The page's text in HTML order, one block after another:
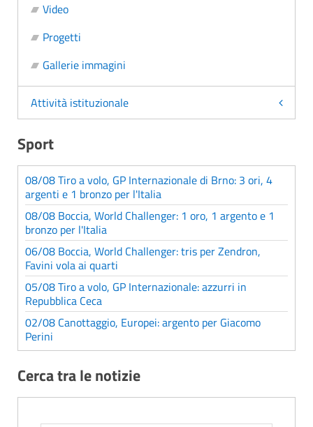
Video
Progetti
Gallerie immagini
Attività istituzionale
Sport
08/08 Tiro a volo, GP Internazionale di Brno: 3 ori, 4
argenti e 1 bronzo per l'Italia
08/08 Boccia, World Challenger: 1 oro, 1 argento e 1
bronzo per l'Italia
06/08 Boccia, World Challenger: tris per Zendron,
Favini vola ai quarti
05/08 Tiro a volo, GP Internazionale: azzurri in
Repubblica Ceca
02/08 Canottaggio, Europei: argento per Giacomo
Perini
Cerca tra le notizie